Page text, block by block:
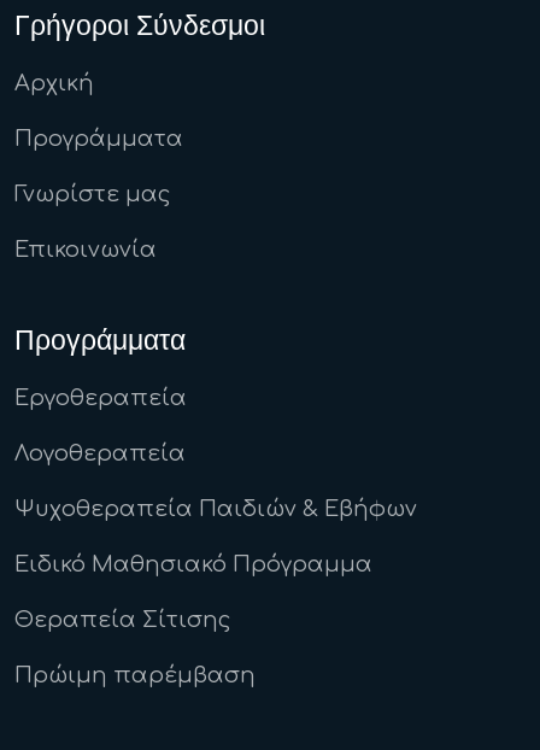
Γρήγοροι Σύνδεσμοι
Αρχική
Προγράμματα
Γνωρίστε μας
Επικοινωνία
Προγράμματα
Εργοθεραπεία
Λογοθεραπεία
Ψυχοθεραπεία Παιδιών & Εβήφων
Ειδικό Μαθησιακό Πρόγραμμα
Θεραπεία Σίτισης
Πρώιμη παρέμβαση